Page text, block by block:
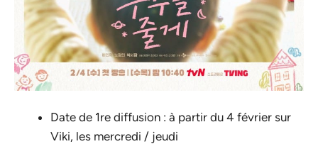
Date de 1re diffusion : à partir du 4 février sur
Viki, les mercredi / jeudi